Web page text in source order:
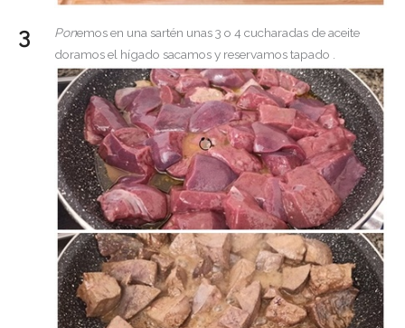
Ponemos en una sartén unas 3 o 4 cucharadas de aceite
doramos el hígado sacamos y reservamos tapado .